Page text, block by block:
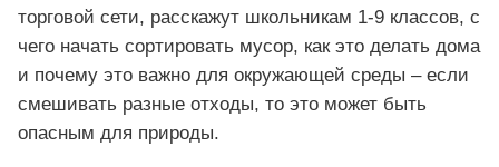
торговой сети, расскажут школьникам 1-9 классов, с
чего начать сортировать мусор, как это делать дома
и почему это важно для окружающей среды – если
смешивать разные отходы, то это может быть
опасным для природы.